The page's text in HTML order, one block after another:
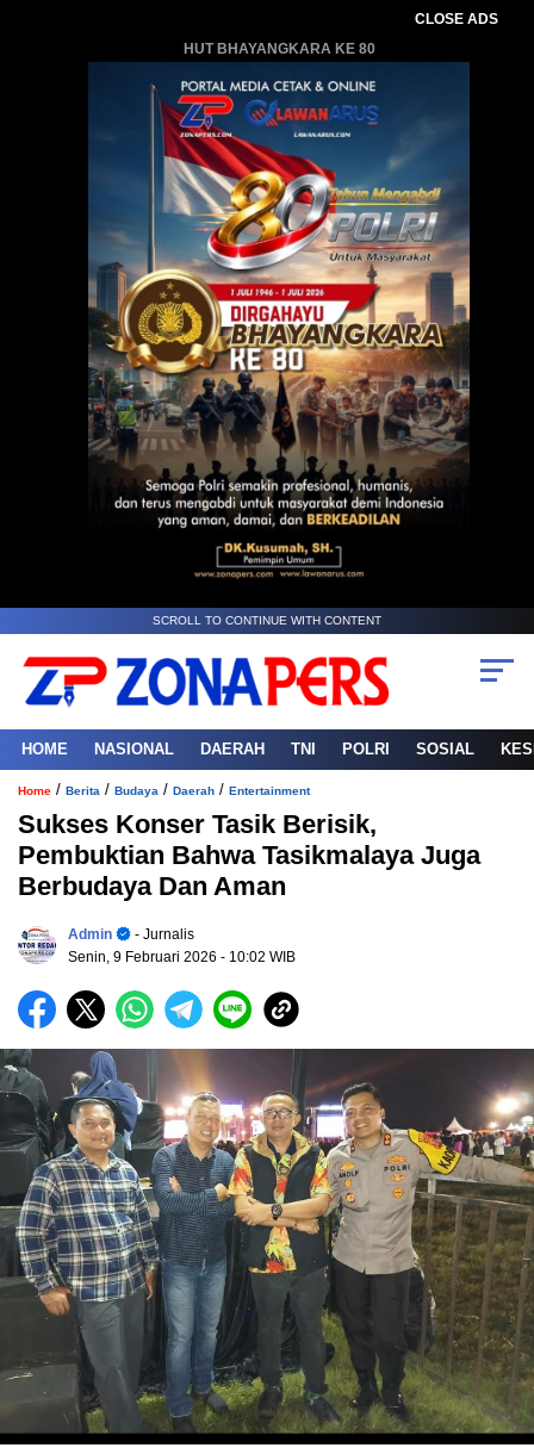
CLOSE ADS
HUT BHAYANGKARA KE 80
SCROLL TO CONTINUE WITH CONTENT
HOME NASIONAL DAERAH TNI POLRI SOSIAL
Home / Berita / Budaya / Daerah / Entertainment
Sukses Konser Tasik Berisik,
Pembuktian Bahwa Tasikmalaya Juga
Berbudaya Dan Aman
Admin
- Jurnalis
Senin, 9 Februari 2026 - 10:02 WIB